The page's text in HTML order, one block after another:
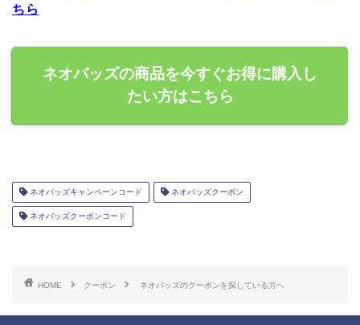
ちら
ネオバッズの商品を今すぐお得に購入し
たい方はこちら
ネオバッズキャンペーンコード ネオバッズクーポン
ネオバッズクーポンコード
HOME クーポン ネオバッズのクーポンを探している方へ